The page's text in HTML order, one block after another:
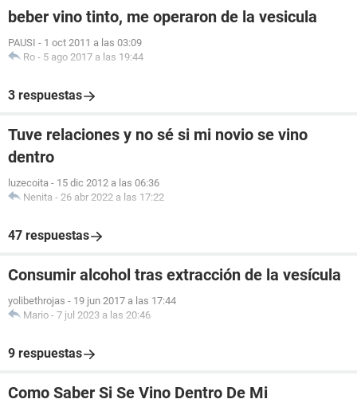
beber vino tinto, me operaron de la vesicula
PAUSI - 1 oct 2011 a las 03:09
Ro - 5 ago 2017 a las 19:44
3 respuestas
Tuve relaciones y no sé si mi novio se vino
dentro
luzecoita - 15 dic 2012 a las 06:36
Nenita - 26 abr 2022 a las 17:22
47 respuestas
Consumir alcohol tras extracción de la vesícula
yolibethrojas - 19 jun 2017 a las 17:44
Mario - 7 jul 2023 a las 20:46
9 respuestas
Como Saber Si Se Vino Dentro De Mi